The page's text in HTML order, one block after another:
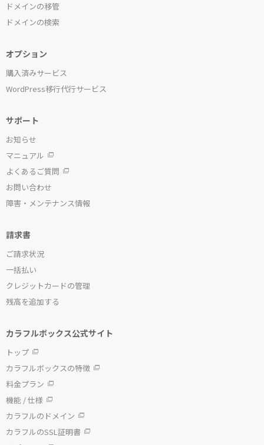
ドメインの移管
ドメインの検索
オプション
購入済みサービス
WordPress移行代行サービス
サポート
お知らせ
マニュアル
よくあるご質問
お問い合わせ
障害・メンテナンス情報
請求書
ご請求状況
一括払い
クレジットカードの管理
残高を追加する
カラフルボックス公式サイト
トップ
カラフルボックスの特徴
料金プラン
機能 / 仕様
カラフルのドメイン
カラフルのSSL証明書